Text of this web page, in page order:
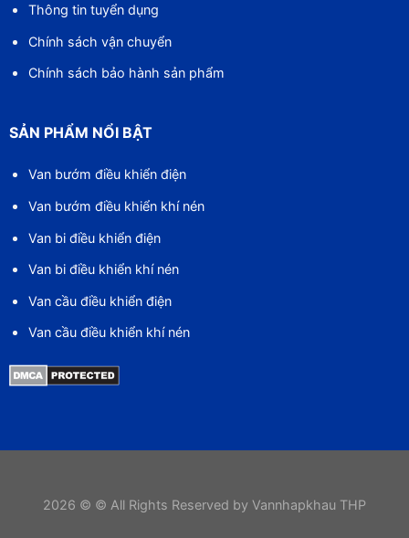
Thông tin tuyển dụng
Chính sách vận chuyển
Chính sách bảo hành sản phẩm
SẢN PHẨM NỔI BẬT
Van bướm điều khiển điện
Van bướm điều khiển khí nén
Van bi điều khiển điện
Van bi điều khiển khí nén
Van cầu điều khiển điện
Van cầu điều khiển khí nén
2026 © © All Rights Reserved by Vannhapkhau THP